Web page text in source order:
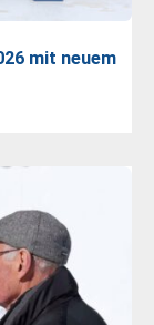
mit neuem